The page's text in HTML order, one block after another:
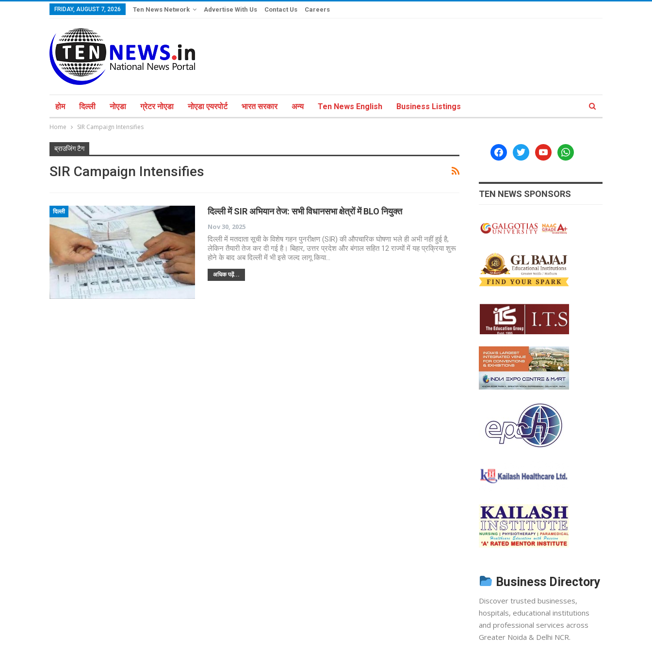
FRIDAY, AUGUST 7, 2026 Ten News Network Advertise With Us Contact Us Careers
होम दिल्ली नोएडा ग्रेटर नोएडा नोएडा एयरपोर्ट भारत सरकार अन्य Ten News English Business Listings
Home SIR Campaign Intensifies
ब्राउजिंग टैग
SIR Campaign Intensifies
दिल्ली दिल्ली में SIR अभियान तेज: सभी विधानसभा क्षेत्रों में BLO नियुक्त
Nov 30, 2025
दिल्ली में मतदाता सूची के विशेष गहन पुनरीक्षण (SIR) की औपचारिक घोषणा भले ही अभी नहीं हुई है,
लेकिन तैयारी तेज कर दी गई है। बिहार, उत्तर प्रदेश और बंगाल सहित 12 राज्यों में यह प्रक्रिया शुरू
होने के बाद अब दिल्ली में भी इसे जल्द लागू किया…
अधिक पढ़ें...
facebooktwitteryoutubewhatsapp
TEN NEWS SPONSORS
Business Directory
Discover trusted businesses,
hospitals, educational institutions
and professional services across
Greater Noida & Delhi NCR.